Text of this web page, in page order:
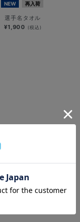
NEW 再入荷
選手名タオル
¥1,900 (税込)